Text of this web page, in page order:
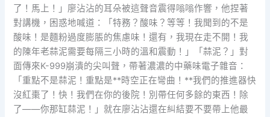
了！馬上！」廖沾沾的耳朵被這聲音震得嗡嗡作響，他捏著
對講機，困惑地喊道：「特務？酸味？等等！我聞到的不是
酸味！是麵粉過度膨脹的焦慮味！還有，我現在走不開！我
的陳年老蒜泥需要每隔三小時的溫和震動！」「蒜泥？」對
面傳來K-999崩潰的尖叫聲，帶著濃濃的中藥味電子雜音：
「重點不是蒜泥！重點是**時空正在彎曲！**我們的推進器快
沒紅棗了！快！我們在你的後院！別帶任何多餘的東西！除
了——你那缸蒜泥！」就在廖沾沾還在糾結要不要帶上他最